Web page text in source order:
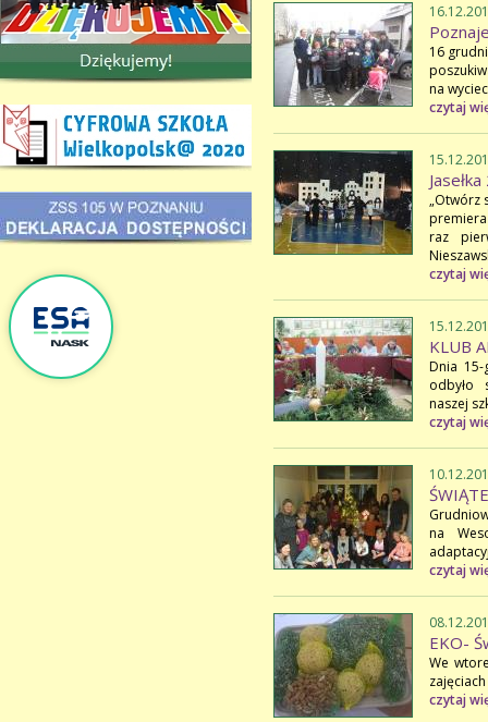
16
na
czytaj
„Otwórz
premiera
raz
czytaj
KLUB
Dnia
odbyło
naszej
czytaj
na
czytaj
EKO-
We
czytaj